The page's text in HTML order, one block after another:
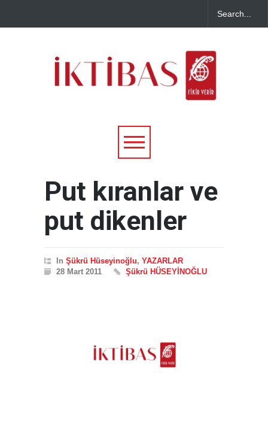
Put kıranlar ve
put dikenler
In Şükrü Hüseyinoğlu, YAZARLAR
28 Mart 2011
Şükrü HÜSEYİNOĞLU